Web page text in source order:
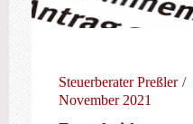
Steuerberater Preßler
November 2021